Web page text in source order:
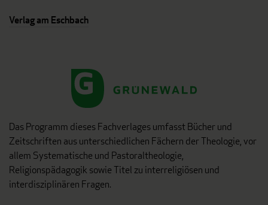
Verlag am Eschbach
Das Programm dieses Fachverlages umfasst Bücher und
Zeitschriften aus unterschiedlichen Fächern der Theologie, vor
allem Systematische und Pastoraltheologie,
Religionspädagogik sowie Titel zu interreligiösen und
interdisziplinären Fragen.